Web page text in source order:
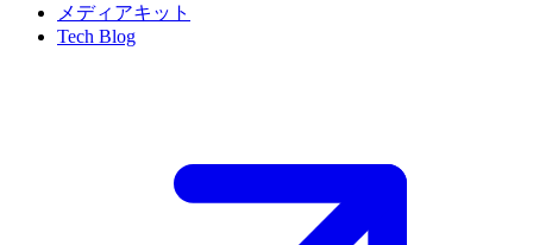
メディアキット
Tech Blog